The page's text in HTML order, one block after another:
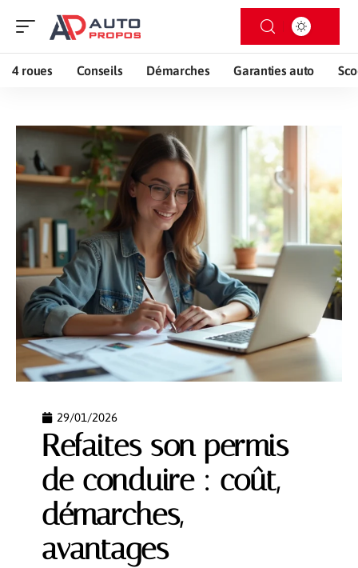
4 roues Conseils Démarches Garanties auto
29/01/2026
Refaites son permis
de conduire : coût,
démarches,
avantages